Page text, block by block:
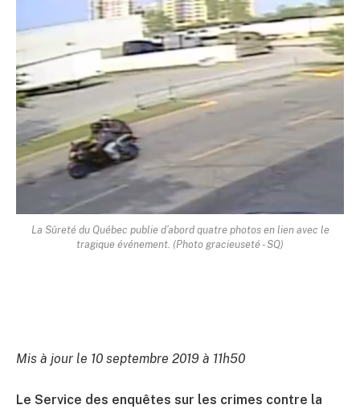
La Sûreté du Québec publie d’abord quatre photos en lien avec le
tragique événement. (Photo gracieuseté - SQ)
Mis à jour le 10 septembre 2019 à 11h50
Le Service des enquêtes sur les crimes contre la